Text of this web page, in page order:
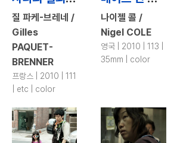
질 파케-브레네 /
Gilles
PAQUET-
BRENNER
프랑스 | 2010 | 111
| etc | color
나이젤 콜 /
Nigel COLE
영국 | 2010 | 113 |
35mm | color